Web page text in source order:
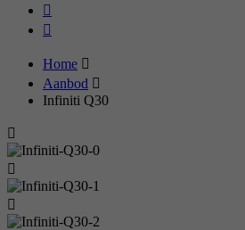
Home
Aanbod
Infiniti Q30